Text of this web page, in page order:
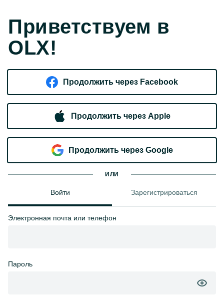
Приветствуем в
OLX!
Продолжить через Facebook
Продолжить через Apple
Продолжить через Google
ИЛИ
Войти Зарегистрироваться
Электронная почта или телефон
Пароль